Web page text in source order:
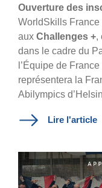
Ouverture des
WorldSkills
aux Challenges +,
dans le cadre du
l’Équipe de
représentera la
Abilympics
Lire l'article